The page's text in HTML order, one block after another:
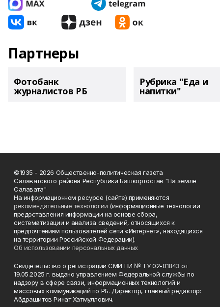
Партнеры
Фотобанк
журналистов РБ
Рубрика "Еда и
напитки"
©1935 - 2026 Общественно-политическая газета
Салаватского района Республики Башкортостан "На земле
Салавата"
На информационном ресурсе (сайте) применяются
рекомендательные технологии (информационные технологии
предоставления информации на основе сбора,
систематизации и анализа сведений, относящихся к
предпочтениям пользователей сети «Интернет», находящихся
на территории Российской Федерации).
Об использовании персональных данных
Свидетельство о регистрации СМИ ПИ № ТУ 02-01843 от
19.05.2025 г. выдано управлением Федеральной службы по
надзору в сфере связи, информационных технологий и
массовых коммуникаций по РБ. Директор, главный редактор:
Абдрашитов Ринат Хатмуллович.